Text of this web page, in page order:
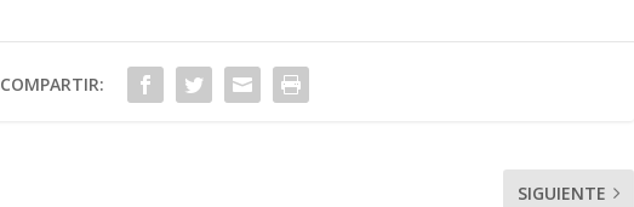
COMPARTIR:
SIGUIENTE